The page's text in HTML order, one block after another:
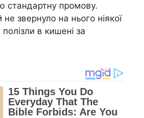
стандартну промову.
звернуло на нього ніякої
в кишені за